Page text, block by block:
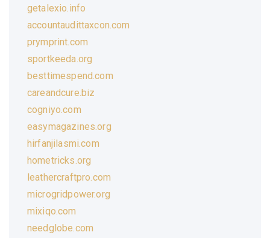
getalexio.info
accountaudittaxcon.com
prymprint.com
sportkeeda.org
besttimespend.com
careandcure.biz
cogniyo.com
easymagazines.org
hirfanjilasmi.com
hometricks.org
leathercraftpro.com
microgridpower.org
mixiqo.com
needglobe.com